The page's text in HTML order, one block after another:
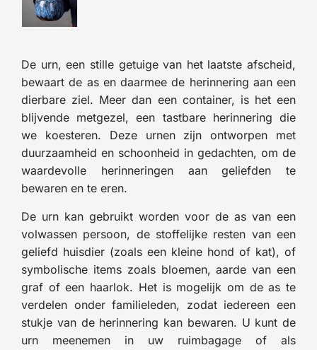
De urn, een stille getuige van het laatste afscheid,
bewaart de as en daarmee de herinnering aan een
dierbare ziel. Meer dan een container, is het een
blijvende metgezel, een tastbare herinnering die
we koesteren. Deze urnen zijn ontworpen met
duurzaamheid en schoonheid in gedachten, om de
waardevolle herinneringen aan geliefden te
bewaren en te eren.
De urn kan gebruikt worden voor de as van een
volwassen persoon, de stoffelijke resten van een
geliefd huisdier (zoals een kleine hond of kat), of
symbolische items zoals bloemen, aarde van een
graf of een haarlok. Het is mogelijk om de as te
verdelen onder familieleden, zodat iedereen een
stukje van de herinnering kan bewaren. U kunt de
urn meenemen in uw ruimbagage of als